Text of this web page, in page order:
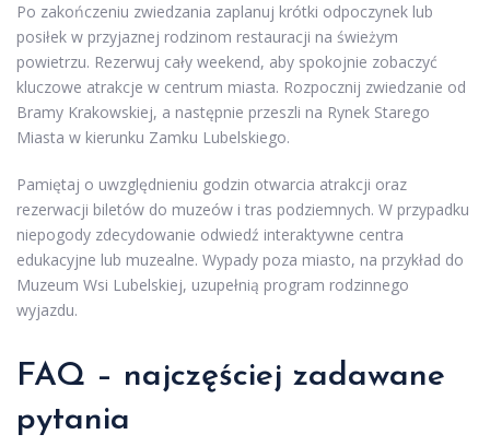
Po zakończeniu zwiedzania zaplanuj krótki odpoczynek lub
posiłek w przyjaznej rodzinom restauracji na świeżym
powietrzu. Rezerwuj cały weekend, aby spokojnie zobaczyć
kluczowe atrakcje w centrum miasta. Rozpocznij zwiedzanie od
Bramy Krakowskiej, a następnie przeszli na Rynek Starego
Miasta w kierunku Zamku Lubelskiego.
Pamiętaj o uwzględnieniu godzin otwarcia atrakcji oraz
rezerwacji biletów do muzeów i tras podziemnych. W przypadku
niepogody zdecydowanie odwiedź interaktywne centra
edukacyjne lub muzealne. Wypady poza miasto, na przykład do
Muzeum Wsi Lubelskiej, uzupełnią program rodzinnego
wyjazdu.
FAQ – najczęściej zadawane
pytania